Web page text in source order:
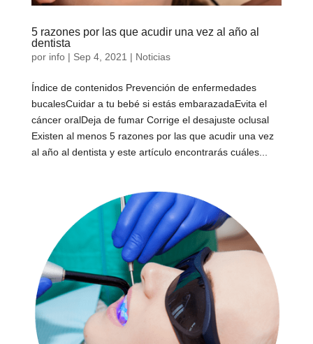
5 razones por las que acudir una vez al año al
dentista
por info| Sep 4, 2021 | Noticias
Índice de contenidos Prevención de enfermedades
bucalesCuidar a tu bebé si estás embarazadaEvita el
cáncer oralDeja de fumar Corrige el desajuste oclusal
Existen al menos 5 razones por las que acudir una vez
al año al dentista y este artículo encontrarás cuáles...